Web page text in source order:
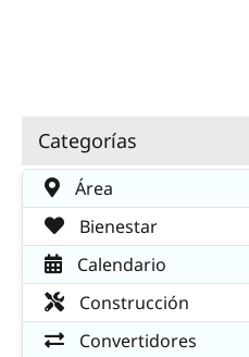
Categorías
Área
Bienestar
Calendario
Construcción
Convertidores